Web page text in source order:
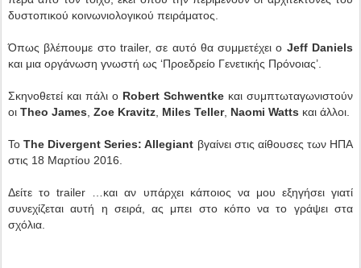
δυστοπικού κοινωνιολογικού πειράματος.
Όπως βλέπουμε στο trailer, σε αυτό θα συμμετέχει ο Jeff Daniels
και μια οργάνωση γνωστή ως ‘Προεδρείο Γενετικής Πρόνοιας’.
Σκηνοθετεί και πάλι ο Robert Schwentke και συμπτωταγωνιστούν
οι Theo James Zoe Kravitz Miles Teller, Naomi Watts και άλλοι.
ΤοThe Divergent Series: Allegiant βγαίνει στις αίθουσες των ΗΠΑ
στις 18 Μαρτίου 2016.
Δείτε το trailer …και αν υπάρχει κάποιος να μου εξηγήσει γιατί
συνεχίζεται αυτή η σειρά, ας μπει στο κόπο να το γράψει στα
σχόλια.